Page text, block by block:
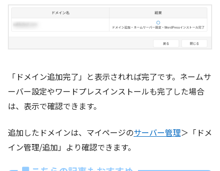
「ドメイン追加完了」と表示されれば完了です。ネームサ
ーバー設定やワードプレスインストールも完了した場合
は、表示で確認できます。
追加したドメインは、マイページのサーバー管理＞「ドメ
イン管理/追加」より確認できます。